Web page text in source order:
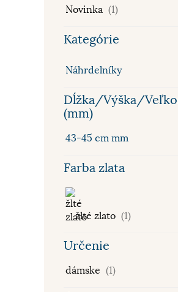
Novinka (1)
Kategórie
Náhrdelníky
Dĺžka/Výška/
(mm)
43-45 cm mm
Farba zlata
žlté zlato (1)
Určenie
dámske (1)